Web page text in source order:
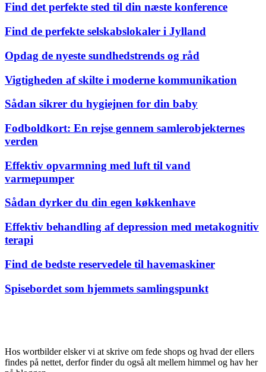
Find det perfekte sted til din næste konference
Find de perfekte selskabslokaler i Jylland
Opdag de nyeste sundhedstrends og råd
Vigtigheden af skilte i moderne kommunikation
Sådan sikrer du hygiejnen for din baby
Fodboldkort: En rejse gennem samlerobjekternes
verden
Effektiv opvarmning med luft til vand
varmepumper
Sådan dyrker du din egen køkkenhave
Effektiv behandling af depression med metakognitiv
terapi
Find de bedste reservedele til havemaskiner
Spisebordet som hjemmets samlingspunkt
Hos wortbilder elsker vi at skrive om fede shops og hvad der ellers
findes på nettet, derfor finder du også alt mellem himmel og hav her